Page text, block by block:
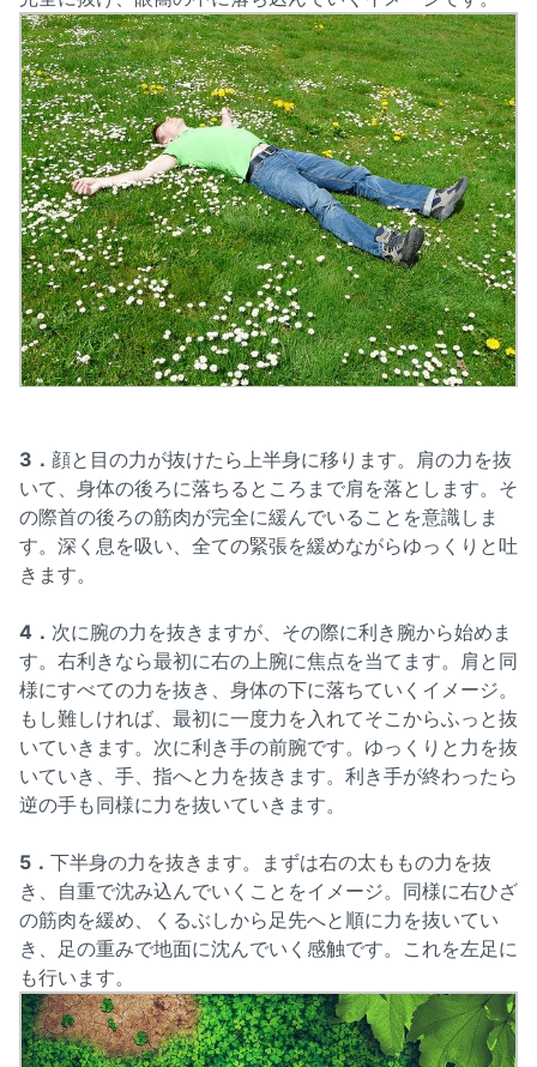
3． 顔と目の力が抜けたら上半身に移ります。肩の力を抜
いて、身体の後ろに落ちるところまで肩を落とします。そ
の際首の後ろの筋肉が完全に緩んでいることを意識しま
す。深く息を吸い、全ての緊張を緩めながらゆっくりと吐
きます。
4． 次に腕の力を抜きますが、その際に利き腕から始めま
す。右利きなら最初に右の上腕に焦点を当てます。肩と同
様にすべての力を抜き、身体の下に落ちていくイメージ。
もし難しければ、最初に一度力を入れてそこからふっと抜
いていきます。次に利き手の前腕です。ゆっくりと力を抜
いていき、手、指へと力を抜きます。利き手が終わったら
逆の手も同様に力を抜いていきます。
5． 下半身の力を抜きます。まずは右の太ももの力を抜
き、自重で沈み込んでいくことをイメージ。同様に右ひざ
の筋肉を緩め、くるぶしから足先へと順に力を抜いてい
き、足の重みで地面に沈んでいく感触です。これを左足に
も行います。